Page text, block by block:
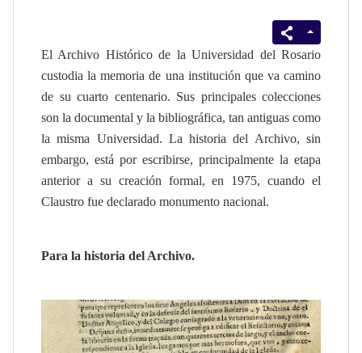
El Archivo Histórico de la Universidad del Rosario
custodia la memoria de una institución que va camino
de su cuarto centenario. Sus principales colecciones
son la documental y la bibliográfica, tan antiguas como
la misma Universidad. La historia del Archivo, sin
embargo, está por escribirse, principalmente la etapa
anterior a su creación formal, en 1975, cuando el
Claustro fue declarado monumento nacional.
Para la historia del Archivo.